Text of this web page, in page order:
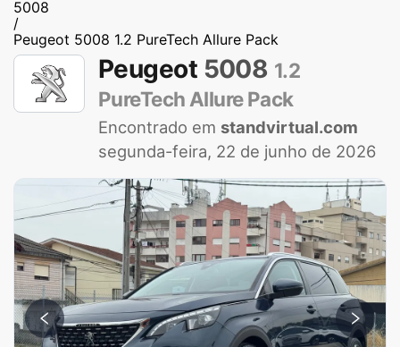
5008
/
Peugeot 5008 1.2 PureTech Allure Pack
Peugeot 5008 1.2
PureTech Allure Pack
Encontrado em standvirtual.com
segunda-feira, 22 de junho de 2026